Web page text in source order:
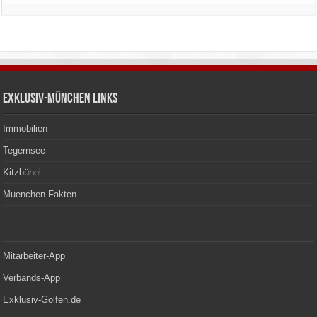
Exklusiv-München Links
Immobilien
Tegernsee
Kitzbühel
Muenchen Fakten
Mitarbeiter-App
Verbands-App
Exklusiv-Golfen.de